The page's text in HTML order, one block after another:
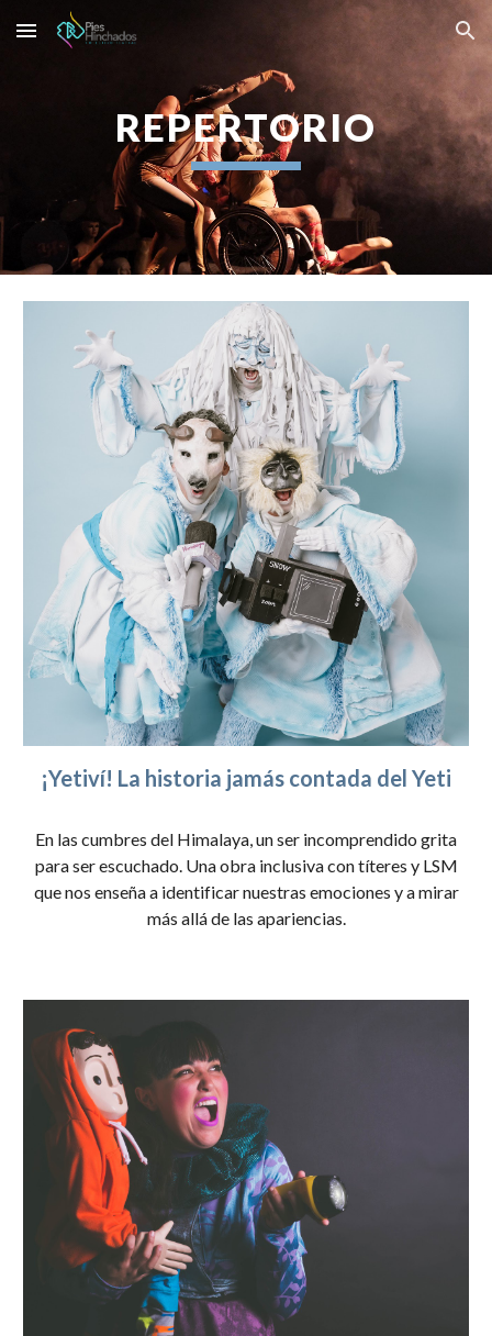
Skip to main content Skip to navigation
REPERTORIO
¡Yetiví! La historia jamás contada del Yeti
En las cumbres del Himalaya, un ser incomprendido grita
para ser escuchado. Una obra inclusiva con títeres y LSM
que nos enseña a identificar nuestras emociones y a mirar
más allá de las apariencias.